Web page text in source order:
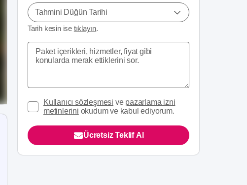
Tahmini Düğün Tarihi
Tarih kesin ise tıklayın.
Kullanıcı sözleşmesi ve pazarlama izni
metinlerini okudum ve kabul ediyorum.
Ücretsiz Teklif Al